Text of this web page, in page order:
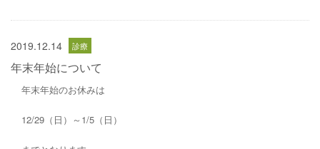
2019.12.14
年末年始について
年末年始のお休みは
12/29（日）～1/5（日）